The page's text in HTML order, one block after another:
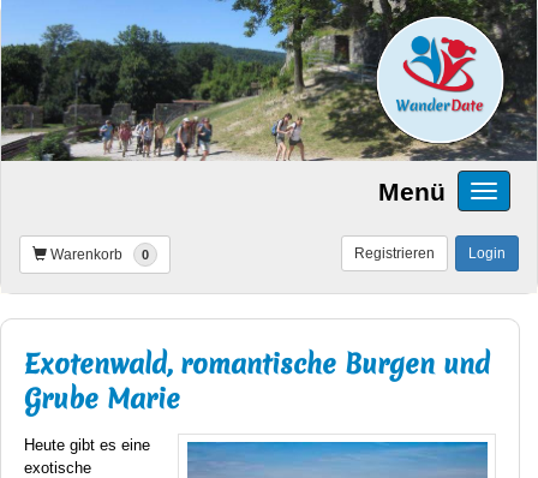
Menü
Warenkorb 0 Login
Registrieren
Exotenwald, romantische Burgen und
Grube Marie
Heute gibt es eine
exotische